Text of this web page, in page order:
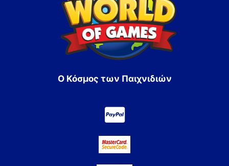
Ο Κόσμος των Παιχνιδιών